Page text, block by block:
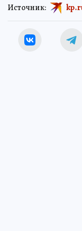
Источник: